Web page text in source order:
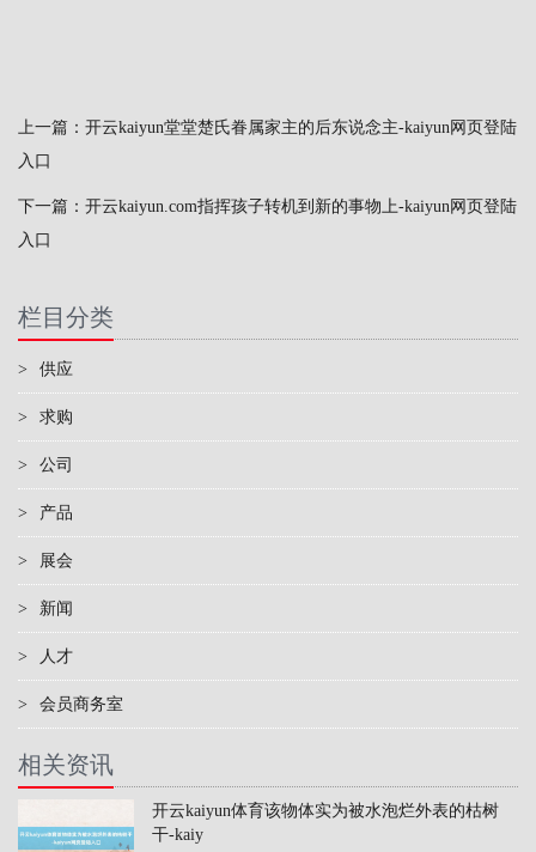
上一篇： 开云kaiyun堂堂楚氏眷属家主的后东说念主-kaiyun网页登陆
入口
下一篇： 开云kaiyun.com指挥孩子转机到新的事物上-kaiyun网页登陆
入口
栏目分类
> 供应
> 求购
> 公司
> 产品
> 展会
> 新闻
> 人才
> 会员商务室
相关资讯
开云kaiyun体育该物体实为被水泡烂外表的枯树
干-kaiy